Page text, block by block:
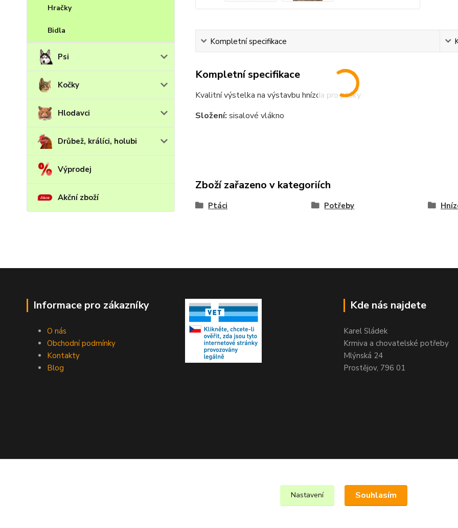
Hračky
Bidla
Psi
Kočky
Hlodavci
Drůbež, králíci, holubi
Výprodej
Akční zboží
Kompletní specifikace
Kompletní specifikace
Kvalitní výstelka na výstavbu hnízda pro ptáky.
Složení: sisalové vlákno
Zboží zařazeno v kategoriích
Ptáci Potřeby
Informace pro zákazníky
O nás
Obchodní podmínky
Kontakty
Blog
Kde nás najdete
Karel Sládek
Krmiva a chovatelské potřeby
Mlýnská 24
Prostějov, 796 01
Nastavení Souhlasím